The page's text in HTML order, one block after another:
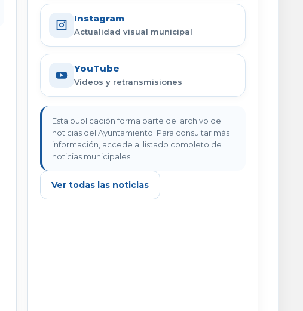
Instagram
Actualidad visual municipal
YouTube
Vídeos y retransmisiones
Esta publicación forma parte del archivo de
noticias del Ayuntamiento. Para consultar más
información, accede al listado completo de
noticias municipales.
Ver todas las noticias